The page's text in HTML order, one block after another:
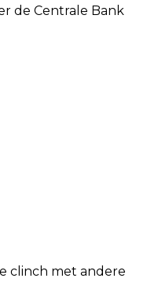
de Centrale Bank
clinch met andere